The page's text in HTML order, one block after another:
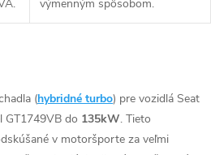
výmenným spôsobom.
(hybridné turbo) pre vozidlá Seat
GT1749VB do 135kW. Tieto
v motoršporte za veľmi